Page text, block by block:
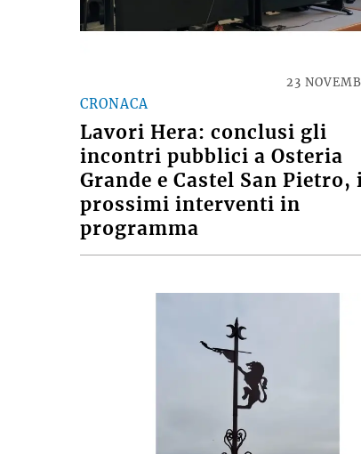
CRONACA
Lavori Hera: conclusi gli
incontri pubblici a Osteria
Grande e Castel San Pietro,
prossimi interventi in
programma
23